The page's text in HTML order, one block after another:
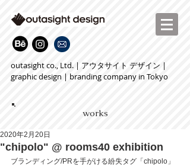
outasight co., Ltd. | アウタサイト デザイン |
graphic design | branding company in Tokyo
works
"chipolo" @ rooms40 exhibition
2020年2月20日
ブランディング/PRを手がける紛失タグ「chipolo」